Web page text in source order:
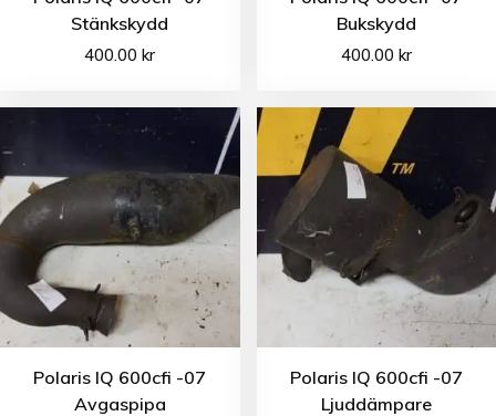
Stänkskydd
400.00kr
Bukskydd
400.00 kr
Polaris IQ 600cfi -07
Avgaspipa
Polaris IQ 600cfi -07
Ljuddämpare